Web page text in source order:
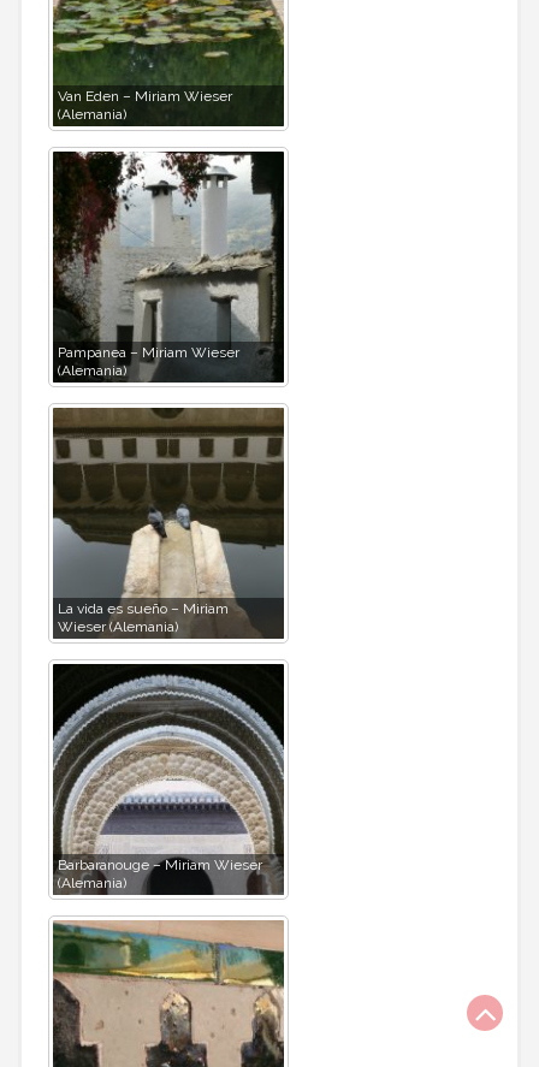
Van Eden – Miriam Wieser
(Alemania)
Pampanea – Miriam Wieser
(Alemania)
La vida es sueño – Miriam
Wieser (Alemania)
Barbaranouge – Miriam Wieser
(Alemania)